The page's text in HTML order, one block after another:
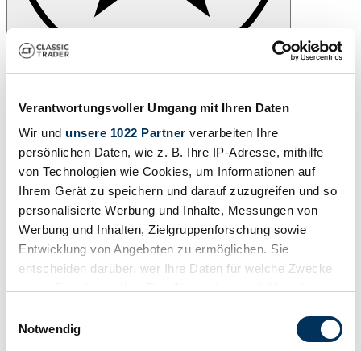
Verantwortungsvoller Umgang mit Ihren Daten
Wir und unsere 1022 Partner verarbeiten Ihre
persönlichen Daten, wie z. B. Ihre IP-Adresse, mithilfe
von Technologien wie Cookies, um Informationen auf
Ihrem Gerät zu speichern und darauf zuzugreifen und so
personalisierte Werbung und Inhalte, Messungen von
Werbung und Inhalten, Zielgruppenforschung sowie
Entwicklung von Angeboten zu ermöglichen. Sie
entscheiden darüber, wer Ihre Daten für welche Zwecke
Trigger Symbol ändern oder widerrufen
Notwendig